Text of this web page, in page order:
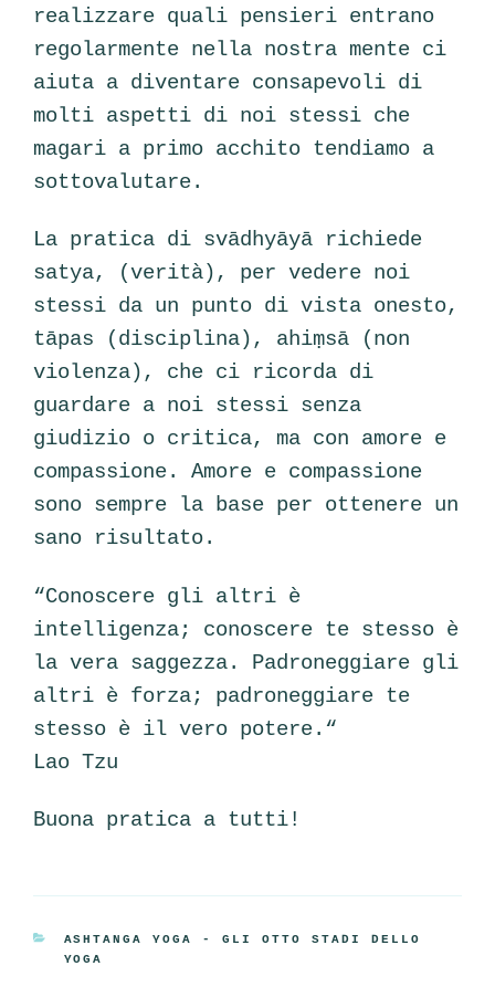
realizzare quali pensieri entrano
regolarmente nella nostra mente ci
aiuta a diventare consapevoli di
molti aspetti di noi stessi che
magari a primo acchito tendiamo a
sottovalutare.
La pratica di svādhyāyā richiede
satya, (verità), per vedere noi
stessi da un punto di vista onesto,
tāpas (disciplina), ahiṃsā (non
violenza), che ci ricorda di
guardare a noi stessi senza
giudizio o critica, ma con amore e
compassione. Amore e compassione
sono sempre la base per ottenere un
sano risultato.
“Conoscere gli altri è
intelligenza; conoscere te stesso è
la vera saggezza. Padroneggiare gli
altri è forza; padroneggiare te
stesso è il vero potere.“
Lao Tzu
Buona pratica a tutti!
CATEGORIE
ASHTANGA YOGA - GLI OTTO STADI DELLO
YOGA